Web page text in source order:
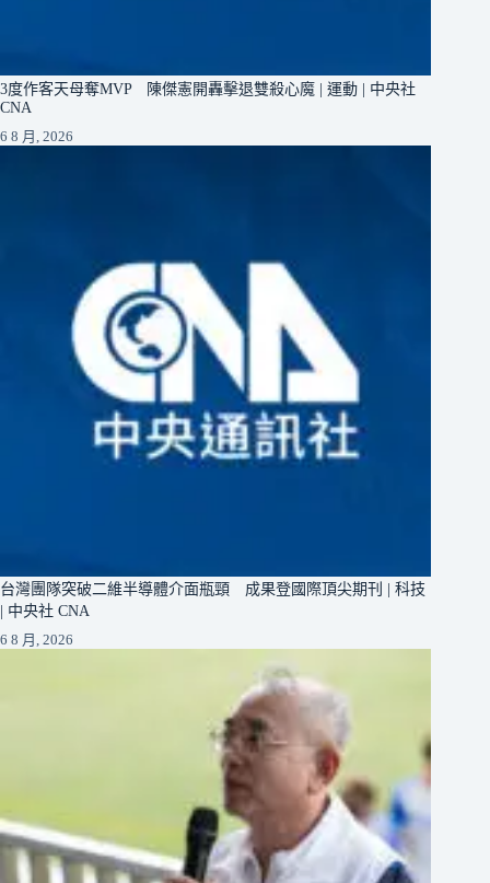
3度作客天母奪MVP 陳傑憲開轟擊退雙殺心魔 | 運動 | 中央社
CNA
6 8 月, 2026
台灣團隊突破二維半導體介面瓶頸 成果登國際頂尖期刊 | 科技
| 中央社 CNA
6 8 月, 2026